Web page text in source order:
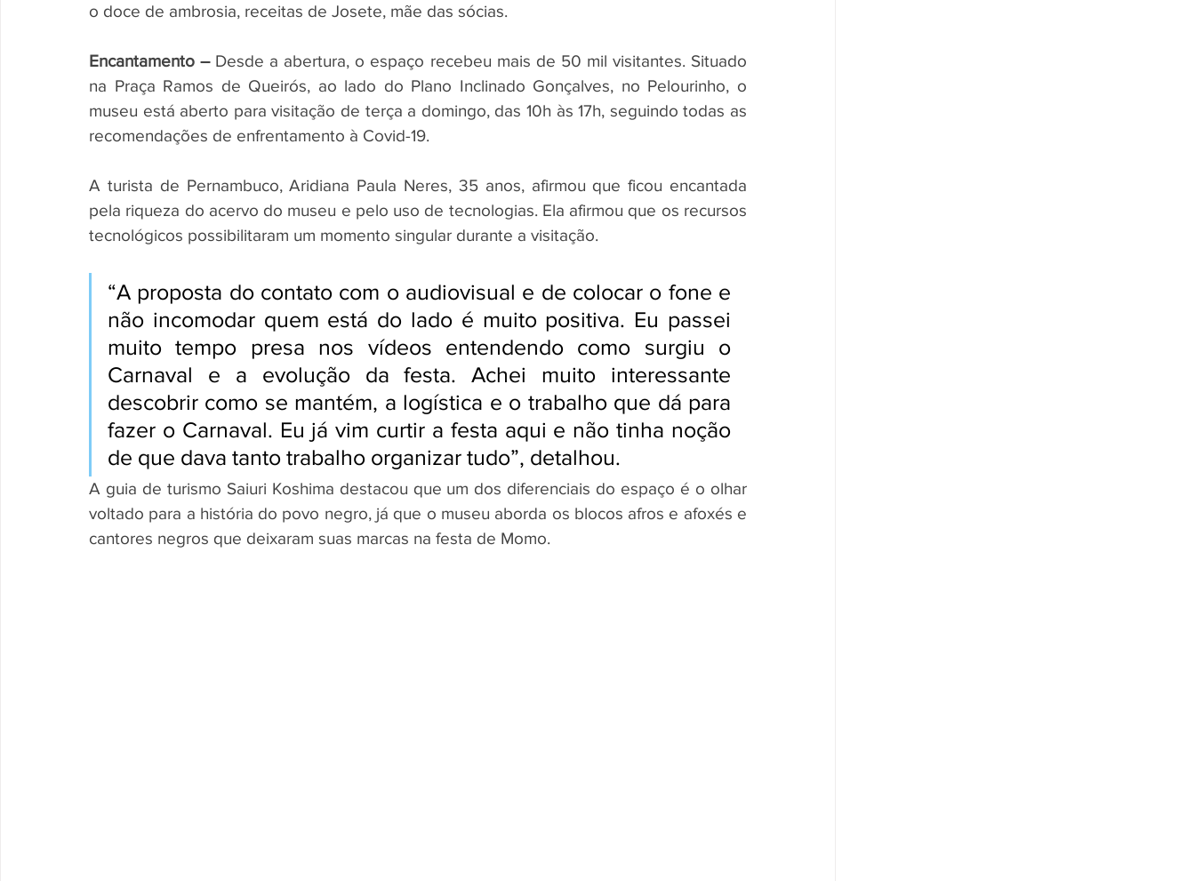
o doce de ambrosia, receitas de Josete, mãe das sócias.
Encantamento – Desde a abertura, o espaço recebeu mais de 50 mil visitantes. Situado
na Praça Ramos de Queirós, ao lado do Plano Inclinado Gonçalves, no Pelourinho, o
museu está aberto para visitação de terça a domingo, das 10h às 17h, seguindo todas as
recomendações de enfrentamento à Covid-19.
A turista de Pernambuco, Aridiana Paula Neres, 35 anos, afirmou que ficou encantada
pela riqueza do acervo do museu e pelo uso de tecnologias. Ela afirmou que os recursos
tecnológicos possibilitaram um momento singular durante a visitação.
“A proposta do contato com o audiovisual e de colocar o fone e
não incomodar quem está do lado é muito positiva. Eu passei
muito tempo presa nos vídeos entendendo como surgiu o
Carnaval e a evolução da festa. Achei muito interessante
descobrir como se mantém, a logística e o trabalho que dá para
fazer o Carnaval. Eu já vim curtir a festa aqui e não tinha noção
de que dava tanto trabalho organizar tudo”, detalhou.
A guia de turismo Saiuri Koshima destacou que um dos diferenciais do espaço é o olhar
voltado para a história do povo negro, já que o museu aborda os blocos afros e afoxés e
cantores negros que deixaram suas marcas na festa de Momo.